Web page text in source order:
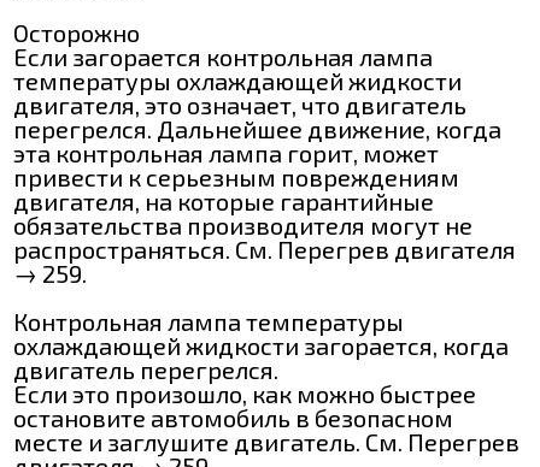
Осторожно
Если загорается контрольная лампа
температуры охлаждающей жидкости
двигателя, это означает, что двигатель
перегрелся. Дальнейшее движение, когда
эта контрольная лампа горит, может
привести к серьезным повреждениям
двигателя, на которые гарантийные
обязательства производителя могут не
распространяться. См. Перегрев двигателя
→ 259.
Контрольная лампа температуры
охлаждающей жидкости загорается, когда
двигатель перегрелся.
Если это произошло, как можно быстрее
остановите автомобиль в безопасном
месте и заглушите двигатель. См. Перегрев